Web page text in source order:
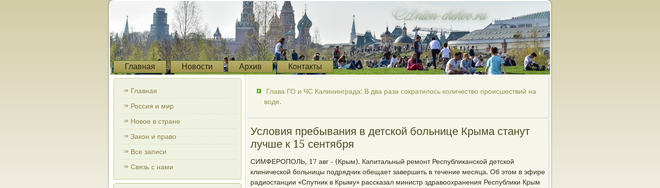
Главная Новости Архив Контакты
Главная
Россия и мир
Новое в стране
Закон и право
Все записи
Связь с нами
Глава ГО и ЧС Калининграда: В два раза сократилось количество происшествий на
воде.
Условия пребывания в детской больнице Крыма станут
лучше к 15 сентября
СИМФЕРОПОЛЬ, 17 авг - (Крым). Капитальный ремонт Республиканской детской
клинической больницы подрядчик обещает завершить в течение месяца. Об этом в эфире
радиостанции «Спутник в Крыму» рассказал министр здравоохранения Республики Крым